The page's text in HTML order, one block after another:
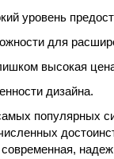
уровень
для
высокая
дизайна.
популярных
современная,